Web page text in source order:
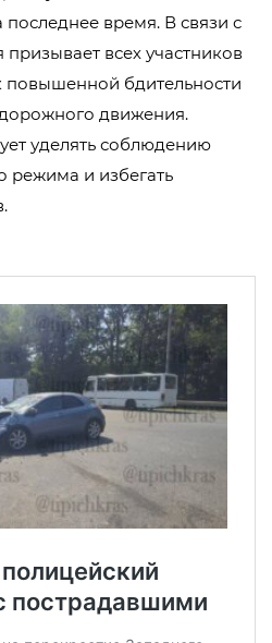
последнее время. В связи с
всех участников
бдительности
движения.
уделять соблюдению
режима и избегать